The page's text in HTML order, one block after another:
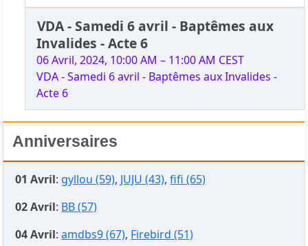
VDA - Samedi 6 avril - Baptêmes aux
Invalides - Acte 6
06 Avril, 2024, 10:00 AM – 11:00 AM CEST
VDA - Samedi 6 avril - Baptêmes aux Invalides -
Acte 6
Anniversaires
01 Avril: gyllou (59), JUJU (43),fifi (65)
02 Avril: BB (57)
04 Avril:amdbs9 (67), Firebird (51)